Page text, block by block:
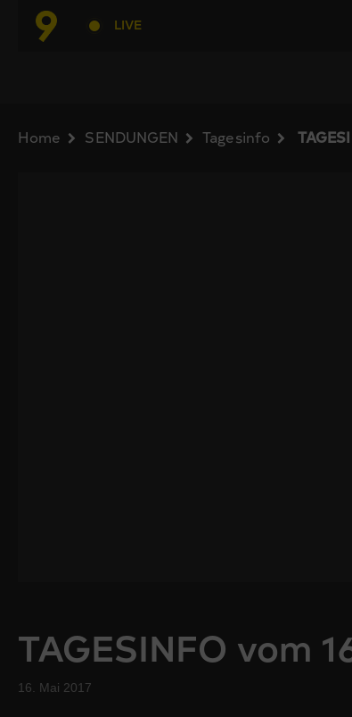
LIVE
Home SENDUNGEN Tagesinfo
TAGESINFO vom
16. Mai 2017